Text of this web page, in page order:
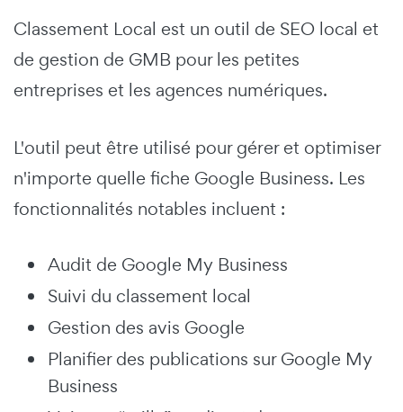
Classement Local est un outil de SEO local et
de gestion de GMB pour les petites
entreprises et les agences numériques.
L'outil peut être utilisé pour gérer et optimiser
n'importe quelle fiche Google Business. Les
fonctionnalités notables incluent :
Audit de Google My Business
Suivi du classement local
Gestion des avis Google
Planifier des publications sur Google My
Business